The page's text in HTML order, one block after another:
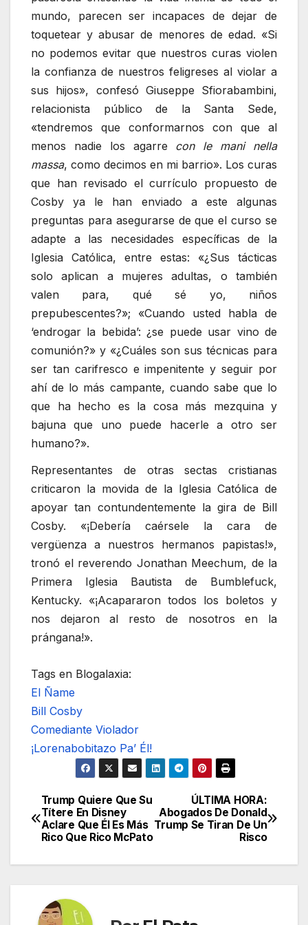
mundo, parecen ser incapaces de dejar de
toquetear y abusar de menores de edad. «Si
no podemos evitar que nuestros curas violen
la confianza de nuestros feligreses al violar a
sus hijos», confesó Giuseppe Sfiorabambini,
relacionista público de la Santa Sede,
«tendremos que conformarnos con que al
menos nadie los agarre con le mani nella
massa, como decimos en mi barrio». Los curas
que han revisado el currículo propuesto de
Cosby ya le han enviado a este algunas
preguntas para asegurarse de que el curso se
adapte a las necesidades específicas de la
Iglesia Católica, entre estas: «¿Sus tácticas
solo aplican a mujeres adultas, o también
valen para, qué sé yo, niños
prepubescentes?»; «Cuando usted habla de
‘endrogar la bebida’: ¿se puede usar vino de
comunión?» y «¿Cuáles son sus técnicas para
ser tan carifresco e impenitente y seguir por
ahí de lo más campante, cuando sabe que lo
que ha hecho es la cosa más mezquina y
bajuna que uno puede hacerle a otro ser
humano?».
Representantes de otras sectas cristianas
criticaron la movida de la Iglesia Católica de
apoyar tan contundentemente la gira de Bill
Cosby. «¡Debería caérsele la cara de
vergüenza a nuestros hermanos papistas!»,
tronó el reverendo Jonathan Meechum, de la
Primera Iglesia Bautista de Bumblefuck,
Kentucky. «¡Acapararon todos los boletos y
nos dejaron al resto de nosotros en la
prángana!».
Tags en Blogalaxia:
El Ñame
Bill Cosby
Comediante Violador
¡Lorenabobitazo Pa’ Él!
Navegación
de
entradas
ÚLTIMA HORA:
Abogados De Donald
Trump Se Tiran De Un
Risco
Trump Quiere Que Su
Títere En Disney
Aclare Que Él Es Más
Rico Que Rico McPato